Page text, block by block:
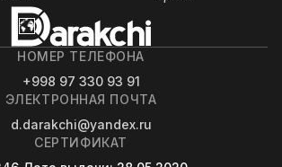
НОМЕР ТЕЛЕФОНА
+998 97 330 93 91
ЭЛЕКТРОННАЯ ПОЧТА
d.darakchi@yandex.ru
СЕРТИФИКАТ